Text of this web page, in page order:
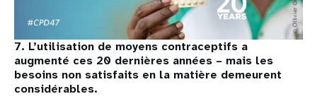
7. L’utilisation de moyens contraceptifs a
augmenté ces 20 dernières années – mais les
besoins non satisfaits en la matière demeurent
considérables.